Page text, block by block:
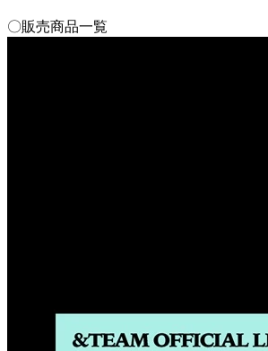
〇販売商品一覧